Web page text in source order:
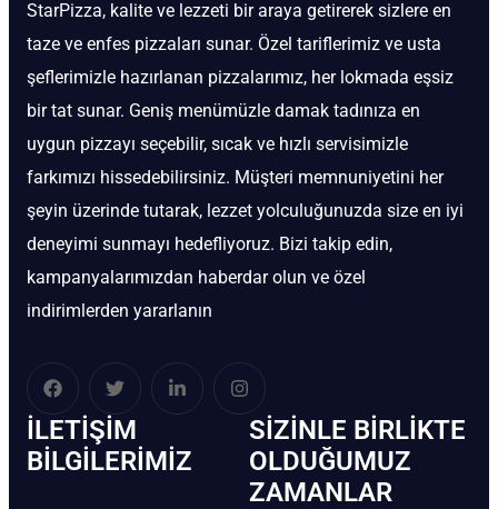
StarPizza, kalite ve lezzeti bir araya getirerek sizlere en
taze ve enfes pizzaları sunar. Özel tariflerimiz ve usta
şeflerimizle hazırlanan pizzalarımız, her lokmada eşsiz
bir tat sunar. Geniş menümüzle damak tadınıza en
uygun pizzayı seçebilir, sıcak ve hızlı servisimizle
farkımızı hissedebilirsiniz. Müşteri memnuniyetini her
şeyin üzerinde tutarak, lezzet yolculuğunuzda size en iyi
deneyimi sunmayı hedefliyoruz. Bizi takip edin,
kampanyalarımızdan haberdar olun ve özel
indirimlerden yararlanın
İLETIŞIM
BİLGILERIMIZ
SIZINLE BIRLIKTE
OLDUĞUMUZ
ZAMANLAR